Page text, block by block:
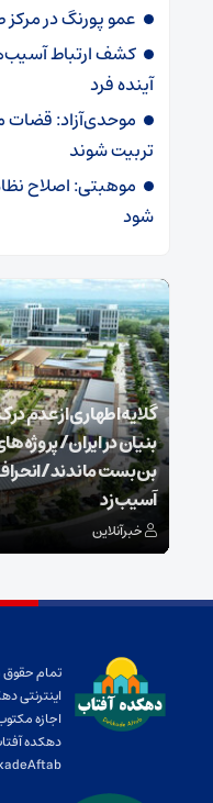
عمو پورنگ در
کشف ارتباط
آینده فرد
موحدی‌آزاد: قضات
تربیت شوند
موهبتی: اصلاح
شود
گلایه اطهاری از عدم
بنیان در ایران/
آسیب زد
خبرآنلاین
تمام حقوق
اینترنتی
اجازه
دهکده